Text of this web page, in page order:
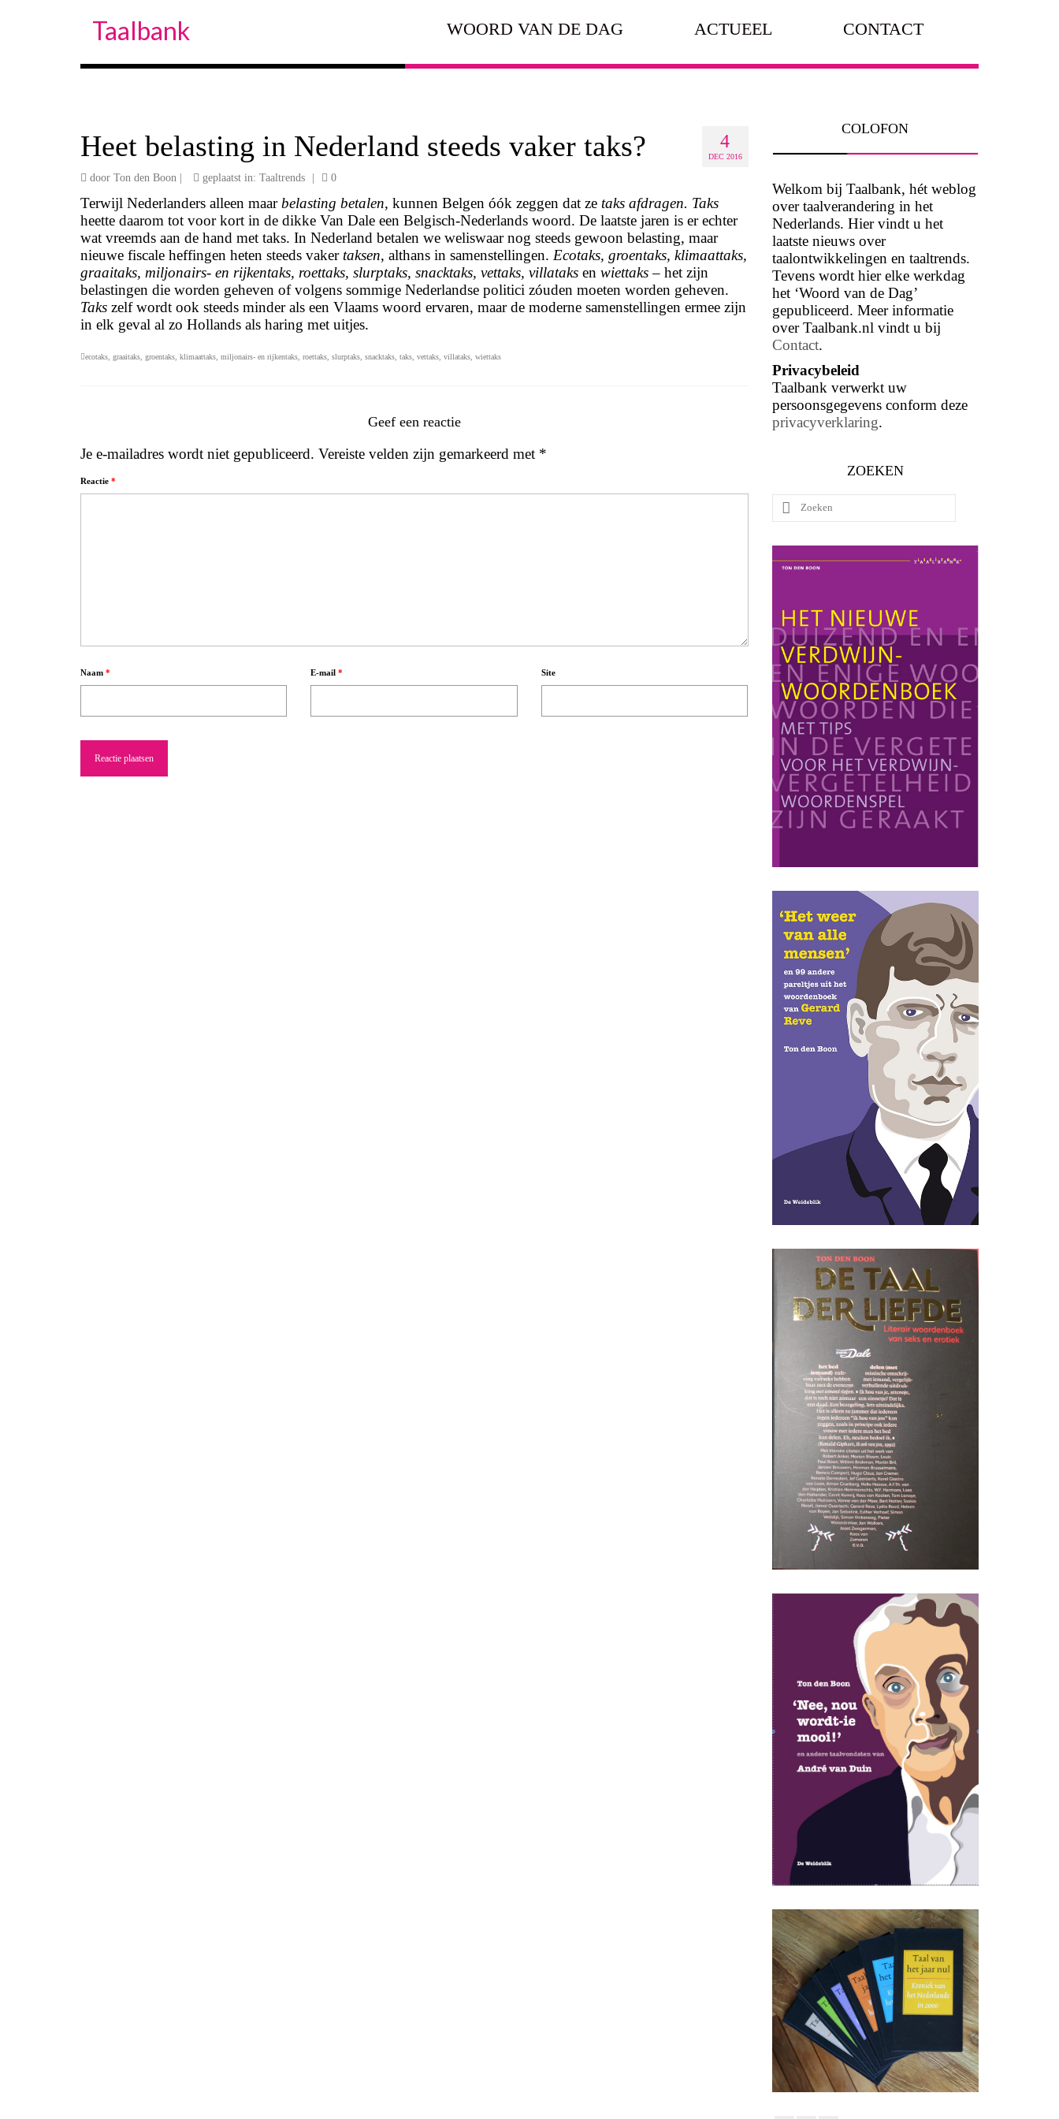
Taalbank WOORD VAN DE DAG ACTUEEL CONTACT
4
DEC 2016
Heet belasting in Nederland steeds vaker taks?
door Ton den Boon geplaatst in: Taaltrends 0
Terwijl Nederlanders alleen maarbelasting betalen, kunnen Belgen óók zeggen dat ze taks afdragen. Taks
heette daarom tot voor kort in de dikke Van Dale een Belgisch-Nederlands woord. De laatste jaren is er echter
wat vreemds aan de hand met taks. In Nederland betalen we weliswaar nog steeds gewoon belasting, maar
nieuwe fiscale heffingen heten steeds vaker taksen, althans in samenstellingen. Ecotaks, groentaks, klimaattaks,
graaitaks, miljonairs- en rijkentaks, roettaks, slurptaks, snacktaks, vettaks, villataks en wiettaks– het zijn
belastingen die worden geheven of volgens sommige Nederlandse politici zóuden moeten worden geheven.
Taks zelf wordt ook steeds minder als een Vlaams woord ervaren, maar de moderne samenstellingen ermee zijn
in elk geval al zo Hollands als haring met uitjes.
ecotaks graaitaks groentaks klimaattaks miljonairs- en rijkentaks roettaks slurptaks snacktaks taks vettaks villataks wiettaks
Geef een reactie
Je e-mailadres wordt niet gepubliceerd. Vereiste velden zijn gemarkeerd met *
Reactie *
Naam * E-mail* Site
COLOFON
Welkom bij Taalbank, hét weblog
over taalverandering in het
Nederlands. Hier vindt u het
laatste nieuws over
taalontwikkelingen en taaltrends.
Tevens wordt hier elke werkdag
het ‘Woord van de Dag’
gepubliceerd. Meer informatie
over Taalbank.nl vindt u bij
Contact.
Privacybeleid
Taalbank verwerkt uw
persoonsgegevens conform deze
privacyverklaring.
ZOEKEN
Zoeken
naar: